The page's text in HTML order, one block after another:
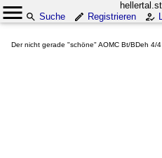
Suche
Registrieren
Der nicht gerade "schöne" AOMC Bt/BDeh 4/